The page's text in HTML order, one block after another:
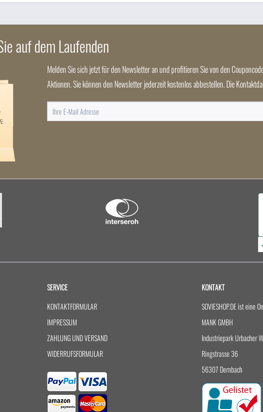
auf dem Laufenden
Melden Sie sich jetzt für den Newsletter an und profitieren Sie von den
Aktionen. Sie können den Newsletter jederzeit kostenlos abbestellen. Die
SERVICE
KONTAKTFORMULAR
IMPRESSUM
ZAHLUNG UND VERSAND
WIDERRUFSFORMULAR
KONTAKT
SOVIESHOP.DE ist eine
MANK GMBH
Industriepark Urbacher
Ringstrasse 36
56307 Dernbach